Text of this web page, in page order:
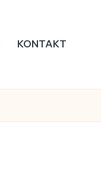
KONTAKT